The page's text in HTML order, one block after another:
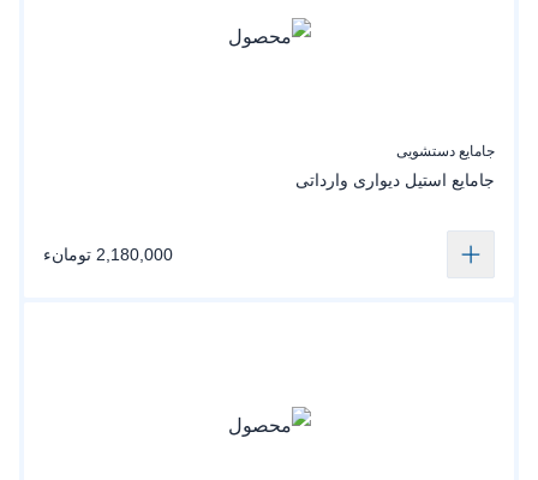
جامایع دستشویی
جامایع استیل دیواری وارداتی
2,180,000 تومانء